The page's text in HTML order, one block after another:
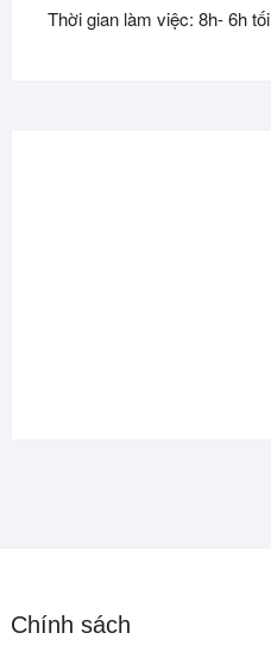
Thời gian làm việc: 8h- 6h tối
Chính sách